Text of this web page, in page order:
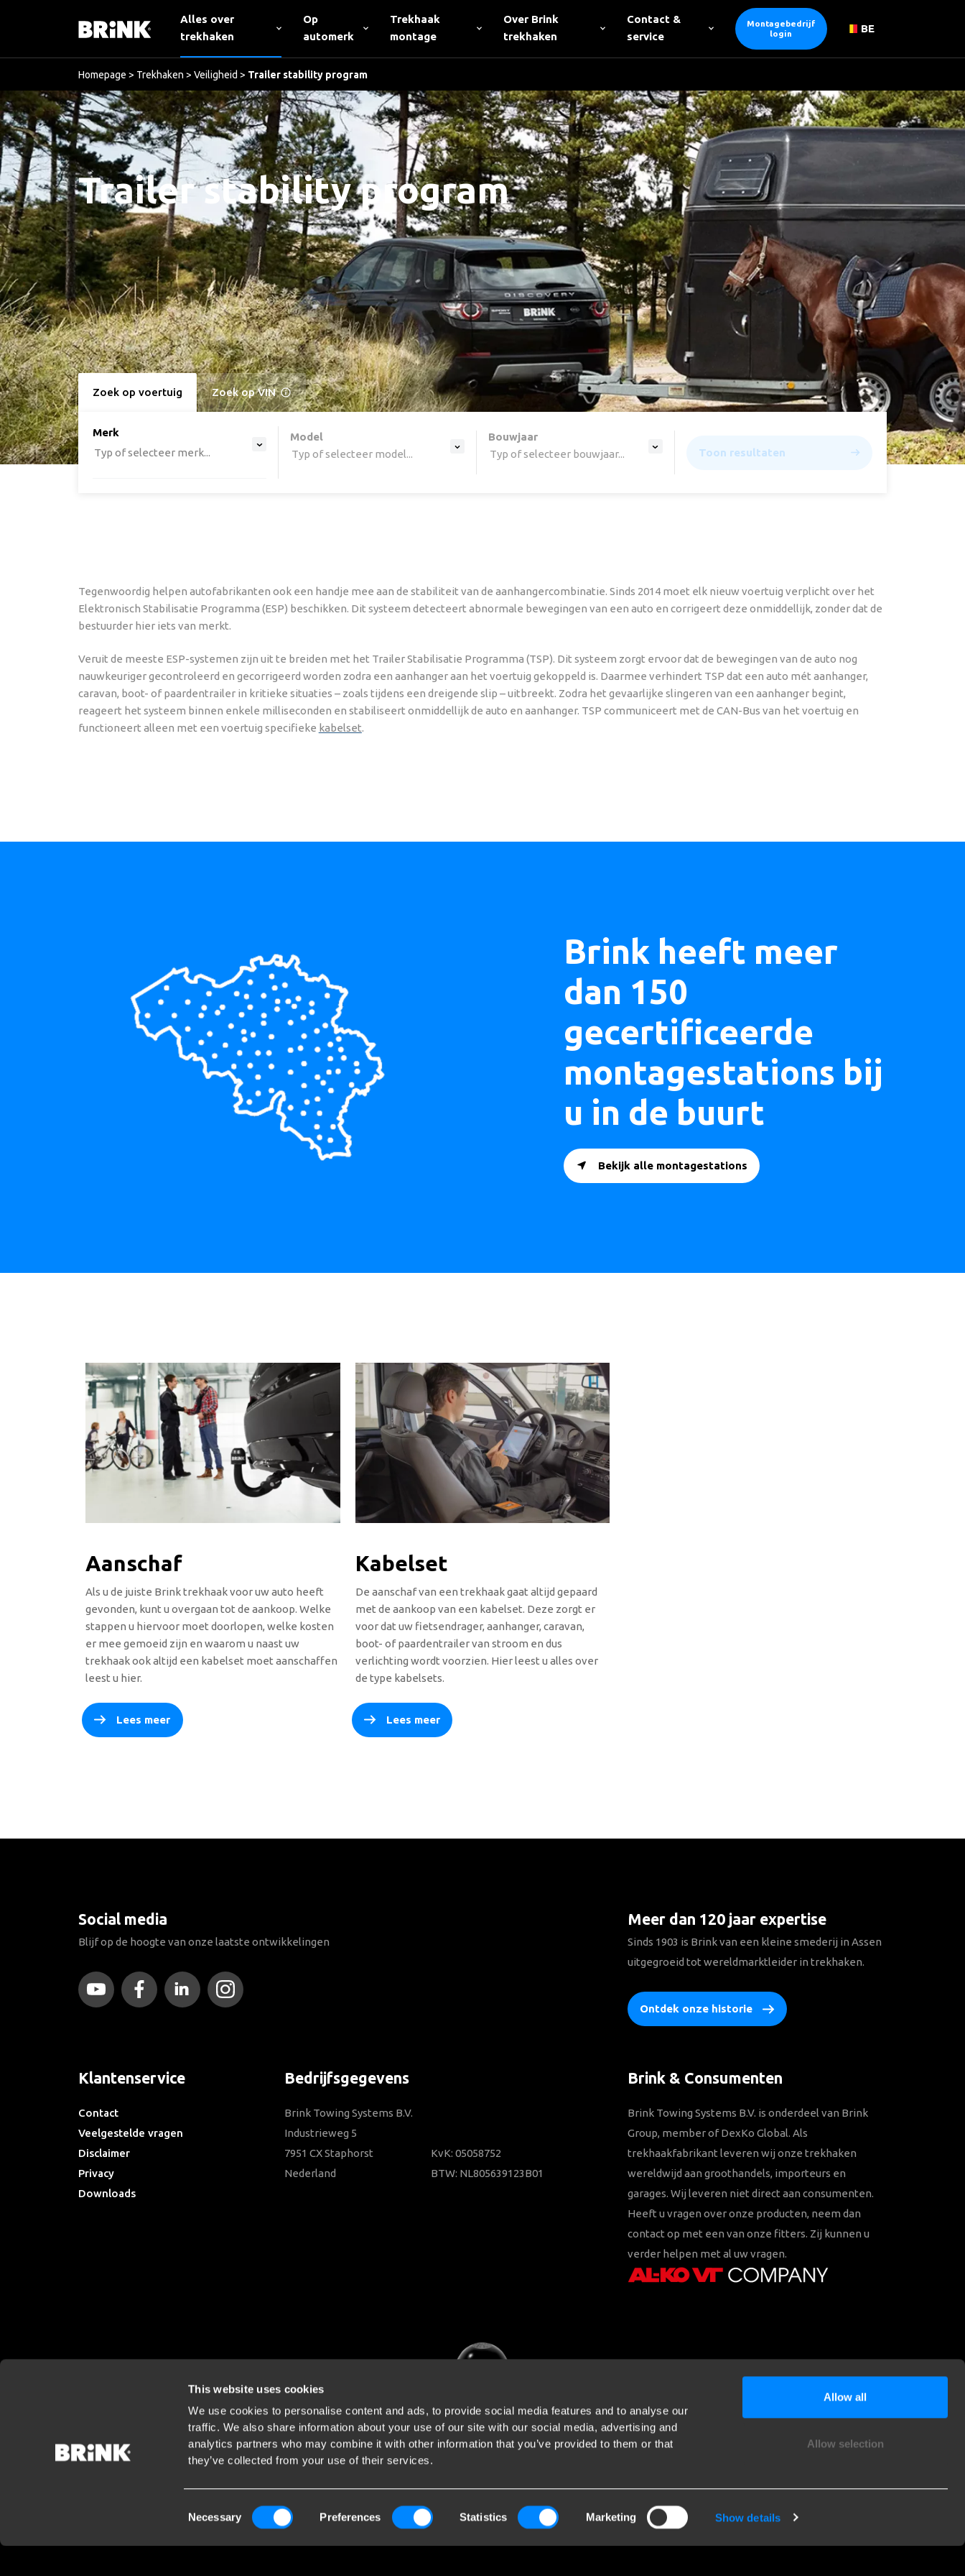
This website uses cookies
We use cookies to personalise content and ads, to provide social media features and to analyse our
traffic. We also share information about your use of our site with our social media, advertising and
analytics partners who may combine it with other information that you’ve provided to them or that
they’ve collected from your use of their services.
Selection
Necessary Preferences Statistics Marketing Show details
Allow all
Allow selection
Alles over
trekhaken
Op
automerk
Trekhaak
montage
Over Brink
trekhaken
Contact &
service
Montagebedrijf
login
BE
Homepage > Trekhaken > Veiligheid > Trailer stability program
Trailer stability program
Zoek op voertuig Zoek op VIN
option , selected. Select is focused ,type to refine list, press Down to open the menu,
Merk
Typ of selecteer merk...
Model
Typ of selecteer model...
Bouwjaar
Typ of selecteer bouwjaar...
Toon resultaten
Tegenwoordig helpen autofabrikanten ook een handje mee aan de stabiliteit van de aanhangercombinatie. Sinds 2014 moet elk nieuw voertuig verplicht over het
Elektronisch Stabilisatie Programma (ESP) beschikken. Dit systeem detecteert abnormale bewegingen van een auto en corrigeert deze onmiddellijk, zonder dat de
bestuurder hier iets van merkt.
Veruit de meeste ESP-systemen zijn uit te breiden met het Trailer Stabilisatie Programma (TSP). Dit systeem zorgt ervoor dat de bewegingen van de auto nog
nauwkeuriger gecontroleerd en gecorrigeerd worden zodra een aanhanger aan het voertuig gekoppeld is. Daarmee verhindert TSP dat een auto mét aanhanger,
caravan, boot- of paardentrailer in kritieke situaties – zoals tijdens een dreigende slip – uitbreekt. Zodra het gevaarlijke slingeren van een aanhanger begint,
reageert het systeem binnen enkele milliseconden en stabiliseert onmiddellijk de auto en aanhanger. TSP communiceert met de CAN-Bus van het voertuig en
functioneert alleen met een voertuig specifieke kabelset.
Brink heeft meer
dan 150
gecertificeerde
montagestations bij
u in de buurt
Bekijk alle montagestations
Aanschaf
Als u de juiste Brink trekhaak voor uw auto heeft
gevonden, kunt u overgaan tot de aankoop. Welke
stappen u hiervoor moet doorlopen, welke kosten
er mee gemoeid zijn en waarom u naast uw
trekhaak ook altijd een kabelset moet aanschaffen
leest u hier.
Lees meer
Kabelset
De aanschaf van een trekhaak gaat altijd gepaard
met de aankoop van een kabelset. Deze zorgt er
voor dat uw fietsendrager, aanhanger, caravan,
boot- of paardentrailer van stroom en dus
verlichting wordt voorzien. Hier leest u alles over
de type kabelsets.
Lees meer
Social media
Blijf op de hoogte van onze laatste ontwikkelingen
Meer dan 120 jaar expertise
Sinds 1903 is Brink van een kleine smederij in Assen
uitgegroeid tot wereldmarktleider in trekhaken.
Ontdek onze historie
Klantenservice
Contact
Veelgestelde vragen
Disclaimer
Privacy
Downloads
Bedrijfsgegevens
Brink Towing Systems B.V.
Industrieweg 5
7951 CX Staphorst
Nederland
KvK: 05058752
BTW: NL805639123B01
Brink & Consumenten
Brink Towing Systems B.V. is onderdeel van Brink
Group, member of DexKo Global. Als
trekhaakfabrikant leveren wij onze trekhaken
wereldwijd aan groothandels, importeurs en
garages. Wij leveren niet direct aan consumenten.
Heeft u vragen over onze producten, neem dan
contact op met een van onze fitters. Zij kunnen u
verder helpen met al uw vragen.